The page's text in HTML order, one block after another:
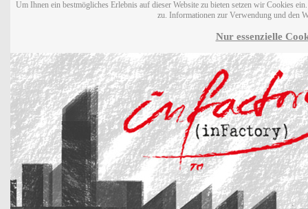
Um Ihnen ein bestmögliches Erlebnis auf dieser Website zu bieten setzen wir Cookies
zu. Informationen zur Verwendung und den
Nur essenzielle